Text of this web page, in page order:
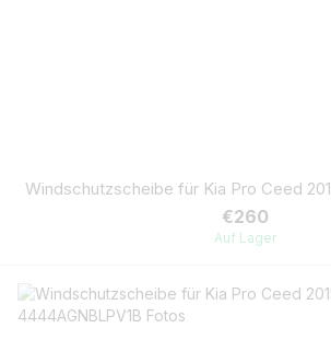
Windschutzscheibe für Kia Pro Ceed
€260
Auf Lager